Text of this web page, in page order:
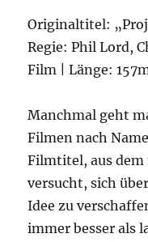
Originaltitel:
Regie: Phil Lord,
Film | Länge:
Manchmal geht
Filmen nach
Filmtitel, aus dem
versucht, sich
Idee zu
immer besser als